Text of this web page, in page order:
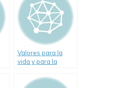
Valores para la
vida y para la